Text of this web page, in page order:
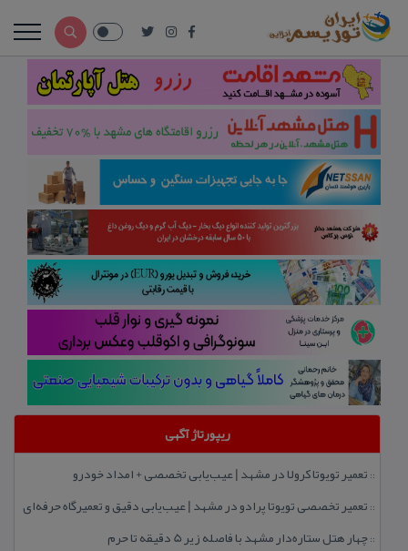
ریپورتاژ آگهی
:: تعمیر تویوتا كرولا در مشهد | عیب‌یابی تخصصی + امداد خودرو
:: تعمیر تخصصی تویوتا پرادو در مشهد | عیب‌یابی دقیق و تعمیرگاه حرفه‌ای
::چهار هتل‌ ستاره‌دار مشهد با فاصله زیر 5 دقیقه تا حرم